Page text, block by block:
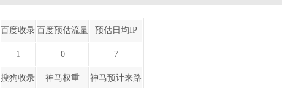
百度收录 百度预估流量 预估日均IP
1 0 7
搜狗收录 神马权重 神马预计来路